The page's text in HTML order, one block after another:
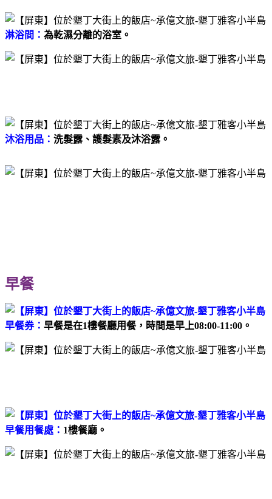
淋浴間： 為乾濕分離的浴室。
沐浴用品： 洗髮露、護髮素及沐浴露。
早餐
早餐券： 早餐是在1樓餐廳用餐，時間是早上08:00-11:00。
早餐用餐處： 1樓餐廳。